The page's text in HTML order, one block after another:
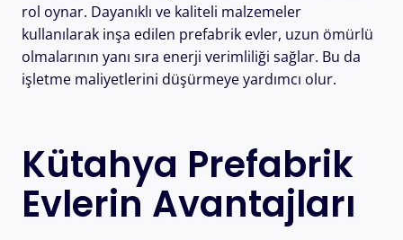
rol oynar. Dayanıklı ve kaliteli malzemeler
kullanılarak inşa edilen prefabrik evler, uzun ömürlü
olmalarının yanı sıra enerji verimliliği sağlar. Bu da
işletme maliyetlerini düşürmeye yardımcı olur.
Kütahya Prefabrik
Evlerin Avantajları